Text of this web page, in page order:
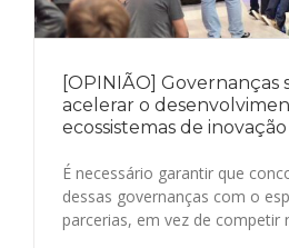
[OPINIÃO] Governanças
acelerar o
ecossistemas de inovação
É necessário garantir que
dessas governanças com o
parcerias, em vez de competir